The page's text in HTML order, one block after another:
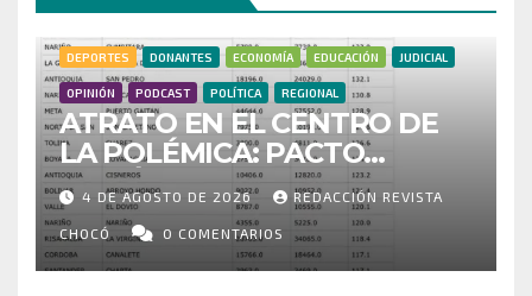
DEPORTES DONANTES ECONOMÍA EDUCACIÓN JUDICIAL
OPINIÓN PODCAST POLÍTICA REGIONAL
ATRATO EN EL CENTRO DE
LA POLÉMICA: PACTO
HISTÓRICO CUESTIONA
CENSO ELECTORAL Y PIDE
INVESTIGAR PRESUNTO
FRAUDE
4 DE AGOSTO DE 2026 REDACCIÓN REVISTA
CHOCÓ 0 COMENTARIOS